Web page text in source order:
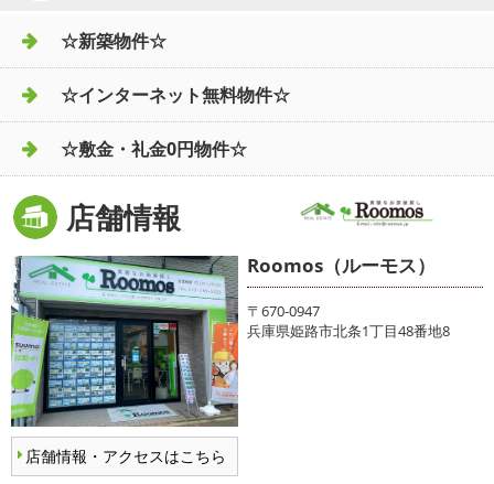
☆新築物件☆
☆インターネット無料物件☆
☆敷金・礼金0円物件☆
店舗情報
店舗情報・アクセスはこちら
Roomos（ルーモス）
〒670-0947
兵庫県姫路市北条1丁目48番地8